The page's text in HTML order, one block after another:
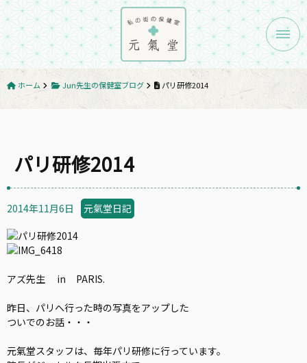
メニ
ホーム Jun先生の保健室ブログ パリ研修2014
パリ研修2014
2014年11月6日 元氣堂日記
アズ先生 in PARIS.
昨日、パリへ行った時の写真をアップした
ついでのお話・・・
元氣堂スタッフは、毎年パリ研修に行っています。